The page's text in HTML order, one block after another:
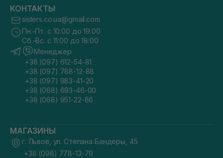
КОНТАКТЫ
sisters.co.ua@gmail.com
Пн.-Пт. с 10:00 до 19:00
Сб.-Вс. с 11:00 до 18:00
Менеджер
+38 (097) 612-54-81
+38 (097) 788-12-88
+38 (097) 983-41-20
+38 (068) 693-46-00
+38 (068) 951-22-86
МАГАЗИНЫ
г. Львов, ул. Степана Бандеры, 45
+38 (098) 778-13-79